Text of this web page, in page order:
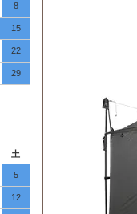
8
15
22
29
土
5
12